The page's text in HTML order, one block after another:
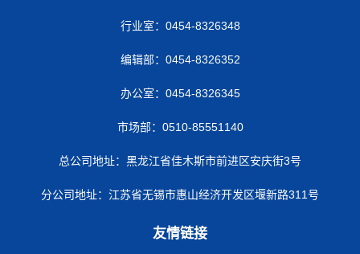
行业室：0454-8326348
编辑部：0454-8326352
办公室：0454-8326345
市场部：0510-85551140
总公司地址：黑龙江省佳木斯市前进区安庆街3号
分公司地址：江苏省无锡市惠山经济开发区堰新路311号
友情链接